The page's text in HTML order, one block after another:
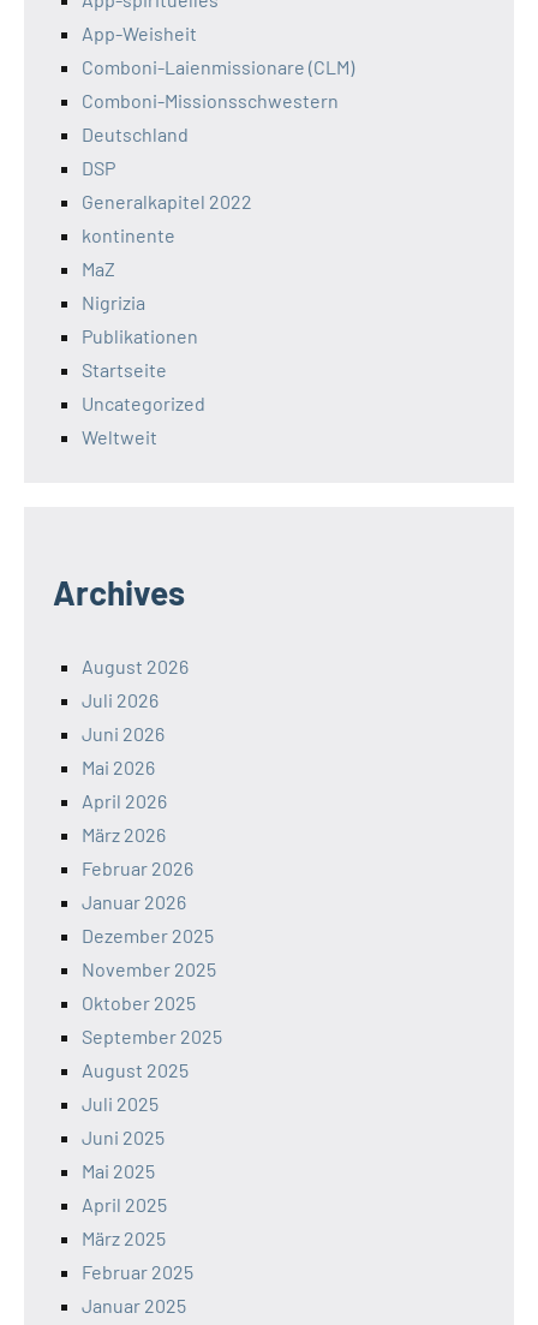
App-Weisheit
Comboni-Laienmissionare (CLM)
Comboni-Missionsschwestern
Deutschland
DSP
Generalkapitel 2022
kontinente
MaZ
Nigrizia
Publikationen
Startseite
Uncategorized
Weltweit
Archives
August 2026
Juli 2026
Juni 2026
Mai 2026
April 2026
März 2026
Februar 2026
Januar 2026
Dezember 2025
November 2025
Oktober 2025
September 2025
August 2025
Juli 2025
Juni 2025
Mai 2025
April 2025
März 2025
Februar 2025
Januar 2025